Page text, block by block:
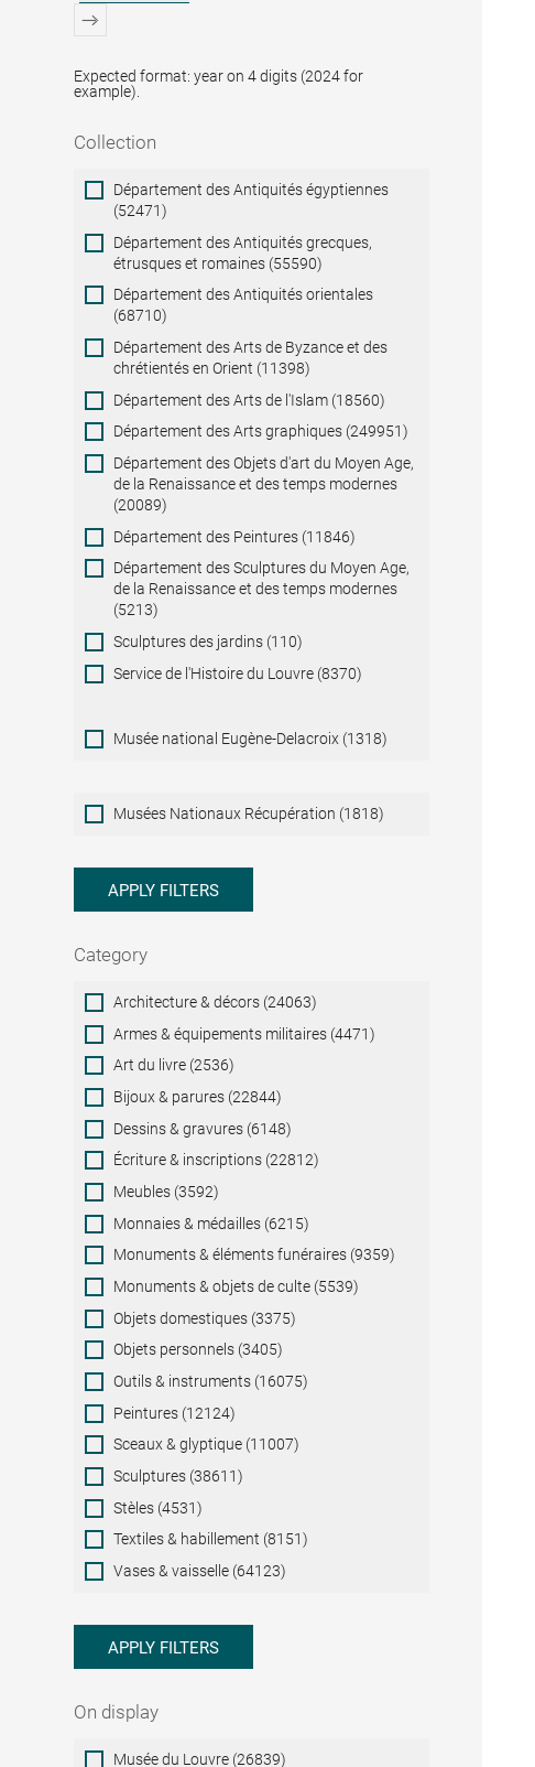
Expected format: year on 4 digits (2024 for
example).
Collection
Collection
Département des Antiquités égyptiennes
(52471)
Département des Antiquités grecques,
étrusques et romaines (55590)
Département des Antiquités orientales
(68710)
Département des Arts de Byzance et des
chrétientés en Orient (11398)
Département des Arts de l'Islam (18560)
Département des Arts graphiques (249951)
Département des Objets d'art du Moyen Age,
de la Renaissance et des temps modernes
(20089)
Département des Peintures (11846)
Département des Sculptures du Moyen Age,
de la Renaissance et des temps modernes
(5213)
Sculptures des jardins (110)
Service de l'Histoire du Louvre (8370)
Musée national Eugène-Delacroix (1318)
Musées
Nationaux
Musées Nationaux Récupération (1818)
APPLY FILTERS
Category
Category
Architecture & décors (24063)
Armes & équipements militaires (4471)
Art du livre (2536)
Bijoux & parures (22844)
Dessins & gravures (6148)
Écriture & inscriptions (22812)
Meubles (3592)
Monnaies & médailles (6215)
Monuments & éléments funéraires (9359)
Monuments & objets de culte (5539)
Objets domestiques (3375)
Objets personnels (3405)
Outils & instruments (16075)
Peintures (12124)
Sceaux & glyptique (11007)
Sculptures (38611)
Stèles (4531)
Textiles & habillement (8151)
Vases & vaisselle (64123)
APPLY FILTERS
On display
On
Musée du Louvre (26839)